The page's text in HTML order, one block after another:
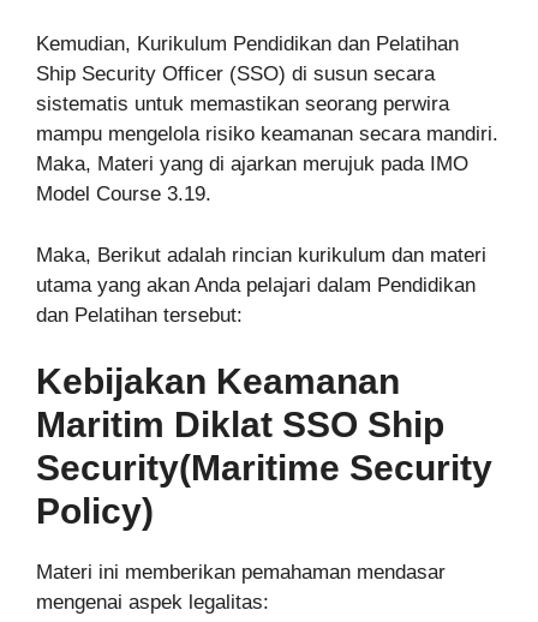
Kemudian, Kurikulum Pendidikan dan Pelatihan
Ship Security Officer (SSO) di susun secara
sistematis untuk memastikan seorang perwira
mampu mengelola risiko keamanan secara mandiri.
Maka, Materi yang di ajarkan merujuk pada IMO
Model Course 3.19.
Maka, Berikut adalah rincian kurikulum dan materi
utama yang akan Anda pelajari dalam Pendidikan
dan Pelatihan tersebut:
Kebijakan Keamanan
Maritim Diklat SSO Ship
Security(Maritime Security
Policy)
Materi ini memberikan pemahaman mendasar
mengenai aspek legalitas: